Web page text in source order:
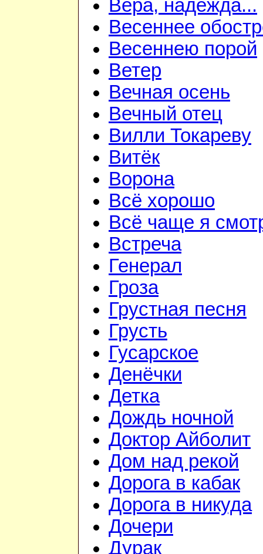
Вера, надежда...
Весеннее
Весеннею порой
Ветер
Вечная осень
Вечный отец
Вилли Токареву
Витёк
Ворона
Всё хорошо
Всё чаще я
Встреча
Генерал
Гроза
Грустная песня
Грусть
Гусарское
Денёчки
Детка
Дождь ночной
Доктор Айболит
Дом над рекой
Дорога в кабак
Дорога в никуда
Дочери
Дурак